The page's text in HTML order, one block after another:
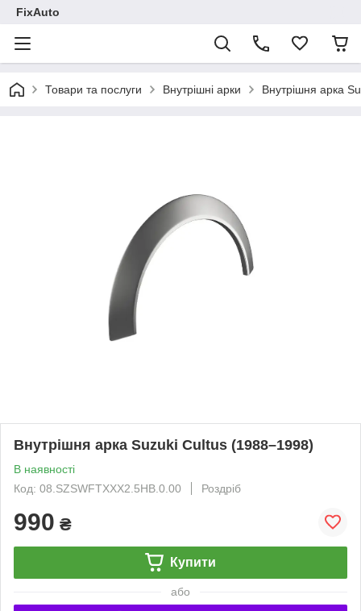
FixAuto
Товари та послуги Внутрішні арки Внутрішня арка
Внутрішня арка Suzuki Cultus (1988–1998)
В наявності
Код: 08.SZSWFTXXX2.5HB.0.00
Роздріб
990 ₴
Купити
або